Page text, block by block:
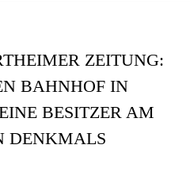
ZEITUNG:
BAHNHOF IN
BESITZER AM
DENKMALS